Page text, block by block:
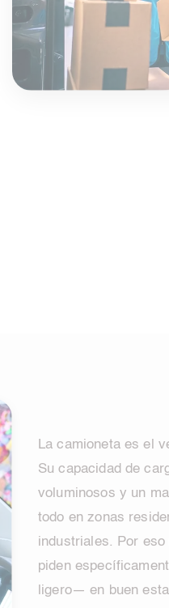
La camioneta es el
Su capacidad de
voluminosos y un
todo en zonas
industriales. Por
piden
ligero— en buen